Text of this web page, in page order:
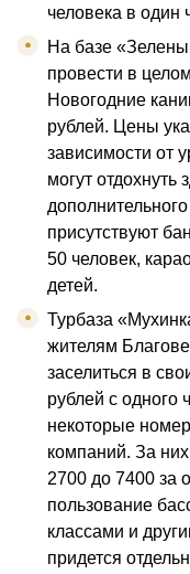
человека в один
На базе
провести в
Новогодние
рублей. Цены
зависимости от
могут отдохнуть
присутствуют
50 человек,
детей.
Турбаза
жителям
заселиться в
рублей с одного
некоторые
компаний. За
2700 до 7400 за
пользование
классами и
придется